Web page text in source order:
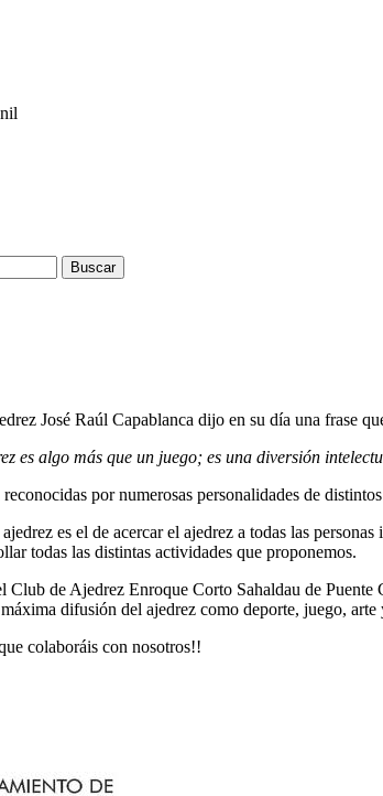
José Raúl Capablanca dijo en su día una frase
es algo más que un juego; es una diversión
por numerosas personalidades de
es el de acercar el ajedrez a todas las
todas las distintas actividades que proponemos.
Club de Ajedrez Enroque Corto Sahaldau de
difusión del ajedrez como deporte, juego, arte
colaboráis con nosotros!!